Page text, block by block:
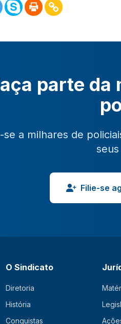
parte
a milhares de
Filie-se
O Sindicato
Diretoria
História
Conquistas